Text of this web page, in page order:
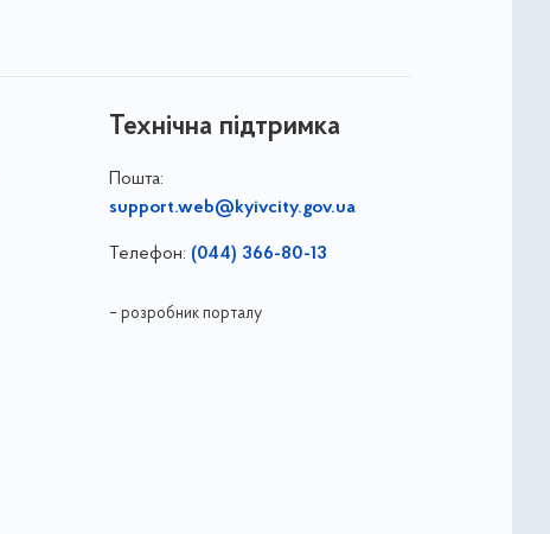
Технічна підтримка
Пошта:
support.web@kyivcity.gov.ua
Телефон: (044) 366-80-13
– розробник порталу